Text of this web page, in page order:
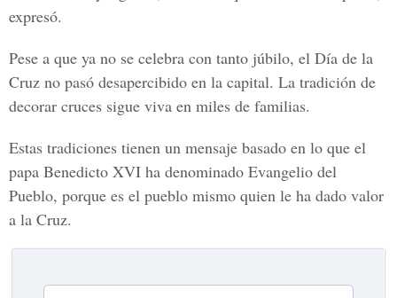
expresó.
Pese a que ya no se celebra con tanto júbilo, el Día de la
Cruz no pasó desapercibido en la capital. La tradición de
decorar cruces sigue viva en miles de familias.
Estas tradiciones tienen un mensaje basado en lo que el
papa Benedicto XVI ha denominado Evangelio del
Pueblo, porque es el pueblo mismo quien le ha dado valor
a la Cruz.